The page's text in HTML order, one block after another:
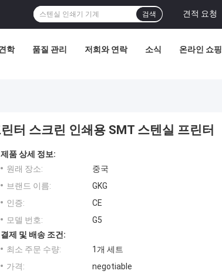
견적 요청
검색
학 품질 관리 저희와 연락 소식 온라인 쇼핑
터 스크린 인쇄용 SMT 스텐실 프린터
제품 상세 정보:
원래 장소:
중국
브랜드 이름:
GKG
인증:
CE
모델 번호:
G5
결제 및 배송 조건:
최소 주문 수량:
1개 세트
가격:
negotiable